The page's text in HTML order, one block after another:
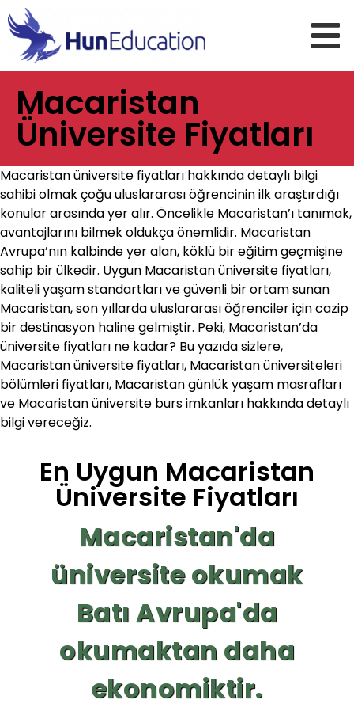
Macaristan
Üniversite Fiyatları
Macaristan üniversite fiyatları hakkında detaylı bilgi
sahibi olmak çoğu uluslararası öğrencinin ilk araştırdığı
konular arasında yer alır. Öncelikle Macaristan’ı tanımak,
avantajlarını bilmek oldukça önemlidir. Macaristan
Avrupa’nın kalbinde yer alan, köklü bir eğitim geçmişine
sahip bir ülkedir. Uygun Macaristan üniversite fiyatları,
kaliteli yaşam standartları ve güvenli bir ortam sunan
Macaristan, son yıllarda uluslararası öğrenciler için cazip
bir destinasyon haline gelmiştir. Peki, Macaristan’da
üniversite fiyatları ne kadar? Bu yazıda sizlere,
Macaristan üniversite fiyatları, Macaristan üniversiteleri
bölümleri fiyatları, Macaristan günlük yaşam masrafları
ve Macaristan üniversite burs imkanları hakkında detaylı
bilgi vereceğiz.
En Uygun Macaristan
Üniversite Fiyatları
Macaristan'da
üniversite okumak
Batı Avrupa'da
okumaktan daha
ekonomiktir.